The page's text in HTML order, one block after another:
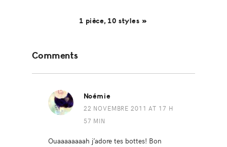
1 pièce, 10 styles »
Interactions
Comments
Noémie
22 NOVEMBRE 2011 AT 17 H
57 MIN
Ouaaaaaaaah j’adore tes bottes! Bon